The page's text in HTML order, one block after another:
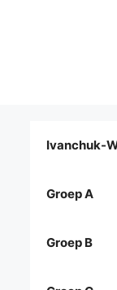
Ivanchuk-
Groep A
Groep B